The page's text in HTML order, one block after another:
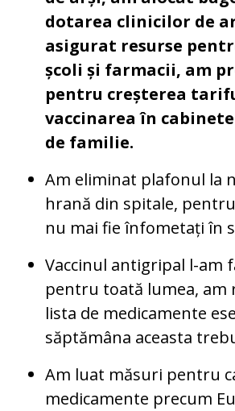
dotarea clinicilor de
asigurat resurse
școli și farmacii, am
pentru creșterea
vaccinarea în
de familie.
Am eliminat plafonul la
hrană din spitale,
nu mai fie înfometați în
Vaccinul antigripal l-am
pentru toată lumea, am
lista de medicamente
săptămâna aceasta
Am luat măsuri pentru
medicamente precum